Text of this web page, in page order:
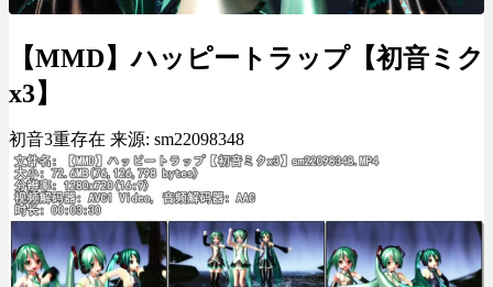
【MMD】ハッピートラップ【初音ミク
x3】
初音3重存在 来源: sm22098348